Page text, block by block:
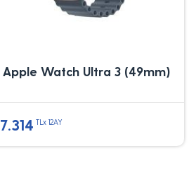
Apple Watch Ultra 3 (49mm)
7.314 TLx 12AY